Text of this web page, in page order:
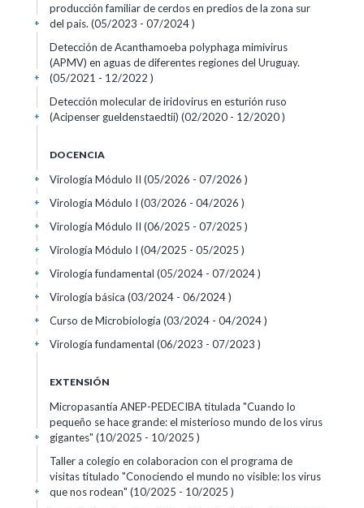
producción familiar de cerdos en predios de la zona sur
del pais. (05/2023 - 07/2024 )
+
Detección de Acanthamoeba polyphaga mimivirus
(APMV) en aguas de diferentes regiones del Uruguay.
(05/2021 - 12/2022 )
+
Detección molecular de iridovirus en esturión ruso
(Acipenser gueldenstaedtii) (02/2020 - 12/2020 )
+
DOCENCIA
Virología Módulo II (05/2026 - 07/2026 )
+
Virología Módulo I (03/2026 - 04/2026 )
+
Virología Módulo II (06/2025 - 07/2025 )
+
Virología Módulo I (04/2025 - 05/2025 )
+
Virología fundamental (05/2024 - 07/2024 )
+
Virología básica (03/2024 - 06/2024 )
+
Curso de Microbiología (03/2024 - 04/2024 )
+
Virología fundamental (06/2023 - 07/2023 )
+
EXTENSIÓN
Micropasantía ANEP-PEDECIBA titulada "Cuando lo
pequeño se hace grande: el misterioso mundo de los virus
gigantes" (10/2025 - 10/2025 )
+
Taller a colegio en colaboracion con el programa de
visitas titulado "Conociendo el mundo no visible: los virus
que nos rodean" (10/2025 - 10/2025 )
+